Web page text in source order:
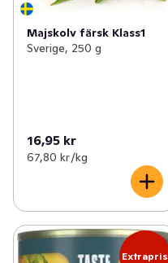
✓ Svamp (20)
✓ Pumpa (1)
✓ Rädisor
✓ Tomater (13)
Majskolv färsk Klass1
Sverige, 250 g
16,95 kr
67,80 kr /kg
Extrapris